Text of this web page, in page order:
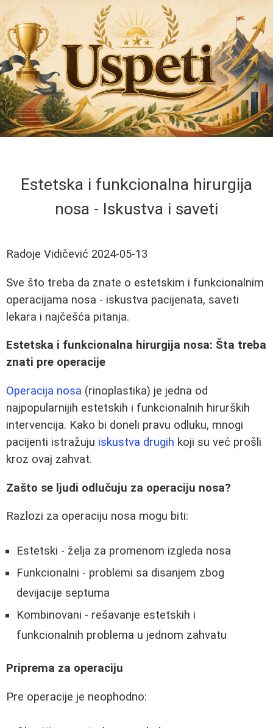
Estetska i funkcionalna hirurgija
nosa - Iskustva i saveti
Radoje Vidičević 2024-05-13
Sve što treba da znate o estetskim i funkcionalnim
operacijama nosa - iskustva pacijenata, saveti
lekara i najčešća pitanja.
Estetska i funkcionalna hirurgija nosa: Šta treba
znati pre operacije
Operacija nosa (rinoplastika) je jedna od
najpopularnijih estetskih i funkcionalnih hirurških
intervencija. Kako bi doneli pravu odluku, mnogi
pacijenti istražuju iskustva drugih koji su već prošli
kroz ovaj zahvat.
Zašto se ljudi odlučuju za operaciju nosa?
Razlozi za operaciju nosa mogu biti:
Estetski - želja za promenom izgleda nosa
Funkcionalni - problemi sa disanjem zbog
devijacije septuma
Kombinovani - rešavanje estetskih i
funkcionalnih problema u jednom zahvatu
Priprema za operaciju
Pre operacije je neophodno: